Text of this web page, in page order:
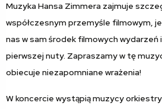
Muzyka Hansa Zimmera zajmuje
współczesnym przemyśle filmowym,
nas w sam środek filmowych wydarzeń
pierwszej nuty. Zapraszamy w tę
obiecuje niezapomniane wrażenia!
W koncercie wystąpią muzycy orkiestry